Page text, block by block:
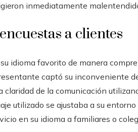
inmediatamente
a clientes
idioma favorito de manera
captó su inconveniente
claridad de la comunicación
utilizado se ajustaba a su entorno
en su idioma a familiares o